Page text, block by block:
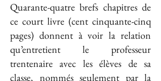
Quarante-quatre brefs chapitres de
ce court livre (cent cinquante-cinq
pages) donnent à voir la relation
qu’entretient le professeur
trentenaire avec les élèves de sa
classe, nommés seulement par la